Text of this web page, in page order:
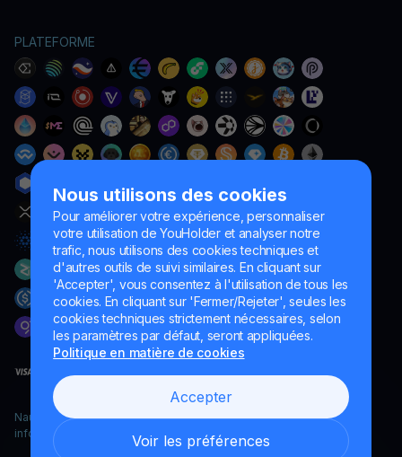
Nous utilisons des cookies
Pour améliorer votre expérience, personnaliser
votre utilisation de YouHolder et analyser notre
trafic, nous utilisons des cookies techniques et
d'autres outils de suivi similaires. En cliquant sur
'Accepter', vous consentez à l'utilisation de tous les
cookies. En cliquant sur 'Fermer/Rejeter', seules les
cookies techniques strictement nécessaires, selon
les paramètres par défaut, seront appliquées.
Politique en matière de cookies
Accepter
Voir les préférences
PLATEFORME
Naumard LTD. – uniquement à des fins de développement
informatique, de recherche et de marketing